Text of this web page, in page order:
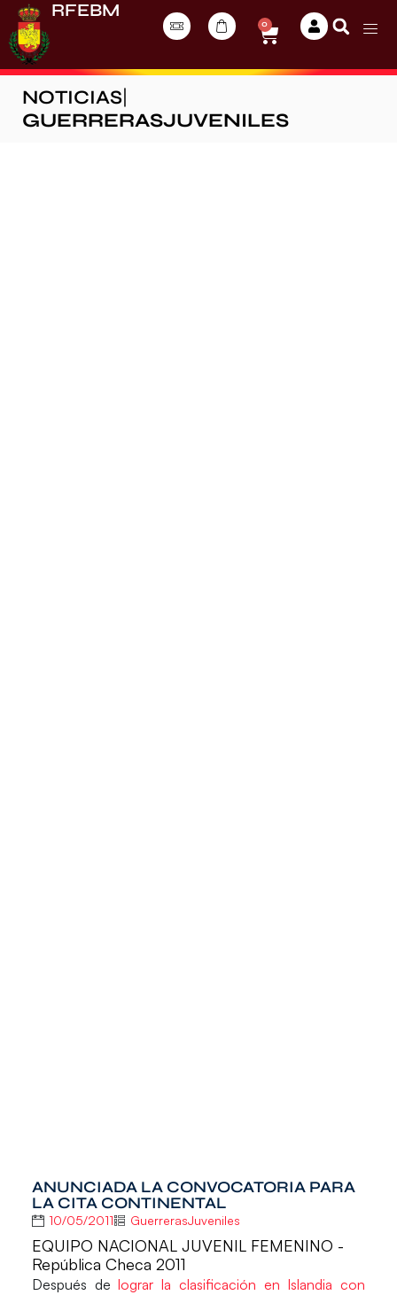
RFEBM
0
NOTICIAS
GUERRERASJUVENILES
ANUNCIADA LA CONVOCATORIA PARA
LA CITA CONTINENTAL
10/05/2011 GuerrerasJuveniles
EQUIPO NACIONAL JUVENIL FEMENINO -
República Checa 2011
Después delograr la clasificación en Islandia con